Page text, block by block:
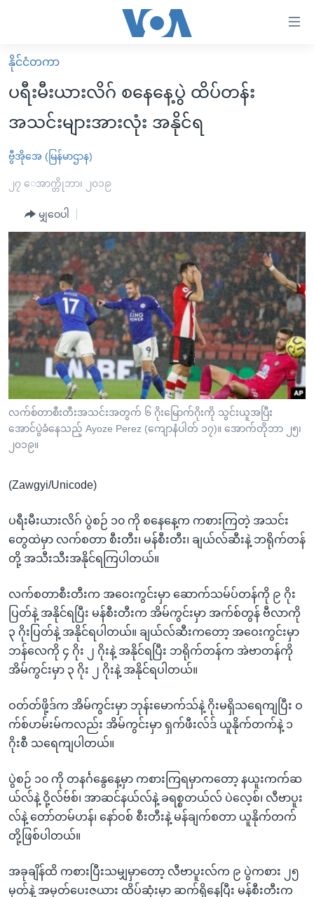
လွယ်ကူ
စေ
များ
ပင်မ
ကျော်
ကြည့်
ရန်
ပင်မ
အ
ညွန်း
စာမျက်နှာ
သို့
ကြည့်
ရန်
ရှာဖွေ
နေရာ
ကျော်
ရန်
မူလစာမျက်နှာ
မြန်မာ
ကမ္ဘာ့သတင်းများ
နိုင်ငံတကာ
အစ္စရေး-ပါလက်စတိုင်း
ဗွီဒီယို
အင်္ဂလိပ်စာလေ့လာမယ်
အမေရိကန်သုံးအီဒီယံ
မကြေးမုံရဲ့ အင်္ဂလိပ်စာ
ရုပ်ရှင်ထဲက အင်္ဂလိပ်စာ
သုတပဒေသာ အင်္ဂလိပ်စာ
အပတ်စဉ်ကဏ္ဍများ
ရေဒီယို
တီဗွီ
ရေဒီယိုနှင့်ရုပ်သံ အချက်အလက်များ
ရေဒီယို/တီဗွီအစီအစဉ်
Learning English
ဗွီအိုအေ လူမှုကွန်ယက်များ
ဘာသာစကားများ
နိုင်ငံတကာ
ပရီးမီးယားလိဂ် စနေနေ့ပွဲ ထိပ်တန်း
အသင်းများအားလုံး အနိုင်ရ
ဗွီအိုအေ (မြန်မာဌာန)
၂၇ ေအာက္တိုဘာ၊ ၂၀၁၉
မျှဝေပါ
လက်စ်တာစီးတီးအသင်းအတွက် ၆ ဂိုးမြောက်ဂိုးကို သွင်းယူအပြီး
အောင်ပွဲခံနေသည့် Ayoze Perez (ကျောနံပါတ် ၁၇)။ အောက်တိုဘာ ၂၅၊
၂၀၁၉။
(Zawgyi/Unicode)
ပရီးမီးယားလိဂ် ပွဲစဉ် ၁၀ ကို စနေနေ့က ကစားကြတဲ့ အသင်း
တွေထဲမှာ လက်စတာ စီးတီး၊ မန်စီးတီး၊ ချယ်လ်ဆီးနဲ့ ဘရိုက်တန်
တို့ အသီးသီးအနိုင်ရကြပါတယ်။
လက်စတာစီးတီးက အဝေးကွင်းမှာ ဆောက်သမ်ပ်တန်ကို ၉ ဂိုး
ပြတ်နဲ့ အနိုင်ရပြီး မန်စီးတီးက အိမ်ကွင်းမှာ အက်စ်တွန် ဗီလာကို
၃ ဂိုးပြတ်နဲ့ အနိုင်ရပါတယ်။ ချယ်လ်ဆီးကတော့ အဝေးကွင်းမှာ
ဘန်လေကို ၄ ဂိုး ၂ ဂိုးနဲ့ အနိုင်ရပြီး ဘရိုက်တန်က အဲဗာတန်ကို
အိမ်ကွင်းမှာ ၃ ဂိုး ၂ ဂိုးနဲ့ အနိုင်ရပါတယ်။
ဝတ်တ်ဖို့ဒ်က အိမ်ကွင်းမှာ ဘုန်းမောက်သ်နဲ့ ဂိုးမရှိသရေကျပြီး ဝ
က်စ်ဟမ်းမ်ကလည်း အိမ်ကွင်းမှာ ရှက်ဖီးလ်ဒ် ယူနိုက်တက်နဲ့ ၁
ဂိုးစီ သရေကျပါတယ်။
ပွဲစဉ် ၁၀ ကို တနင်္ဂနွေနေ့မှာ ကစားကြရမှာကတော့ နယူးကက်ဆ
ယ်လ်နဲ့ ဝို့လ်ဗ်စ်၊ အာဆင်နယ်လ်နဲ့ ခရစ္စတယ်လ် ပဲလေ့စ်၊ လီဗာပူး
လ်နဲ့ တော်တမ်ဟန်၊ နော်ဝစ် စီးတီးနဲ့ မန်ချက်စတာ ယူနိုက်တက်
တို့ဖြစ်ပါတယ်။
အခုချိန်ထိ ကစားပြီးသမျှမှာတော့ လီဗာပူးလ်က ၉ ပွဲကစား ၂၅
မှတ်နဲ့ အမှတ်ပေးဇယား ထိပ်ဆုံးမှာ ဆက်ရှိနေပြီး မန်စီးတီးက